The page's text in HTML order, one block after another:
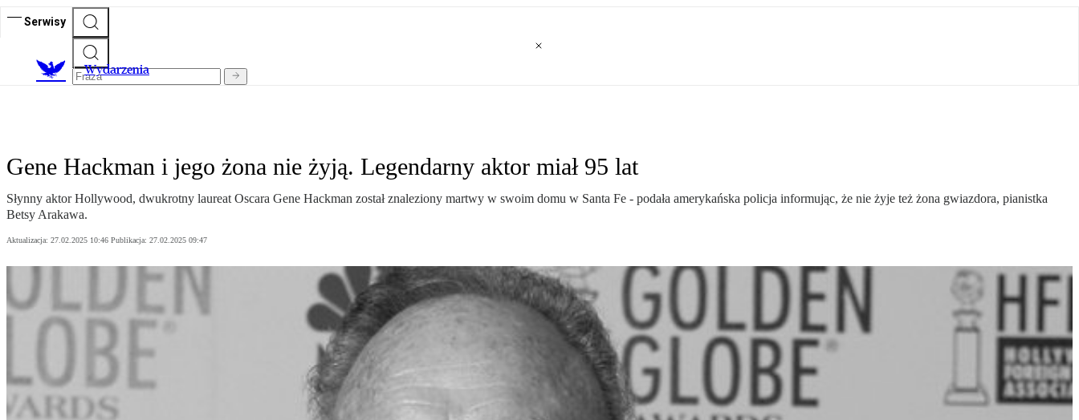
Serwisy
Wydarzenia
Gene Hackman i jego żona nie żyją. Legendarny aktor miał 95 lat
Słynny aktor Hollywood, dwukrotny laureat Oscara Gene Hackman został znaleziony martwy w swoim domu w Santa Fe - podała amerykańska policja informując, że nie żyje też żona gwiazdora, pianistka
Betsy Arakawa.
Aktualizacja: 27.02.2025 10:46 Publikacja: 27.02.2025 09:47